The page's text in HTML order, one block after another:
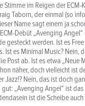
Stimme im Reigen der
Taborn, der einmal (so
Name sagt einem ja
Debüt „Avenging
gesteckt werden. Ist es
Ist es Minimal Music? Nein,
Post ab. Ist es etwa „Neue
näher, doch vielleicht ist
Jazz!? Nein, das ist doch
gut: „Avenging Angel“ ist
ist die Scheibe